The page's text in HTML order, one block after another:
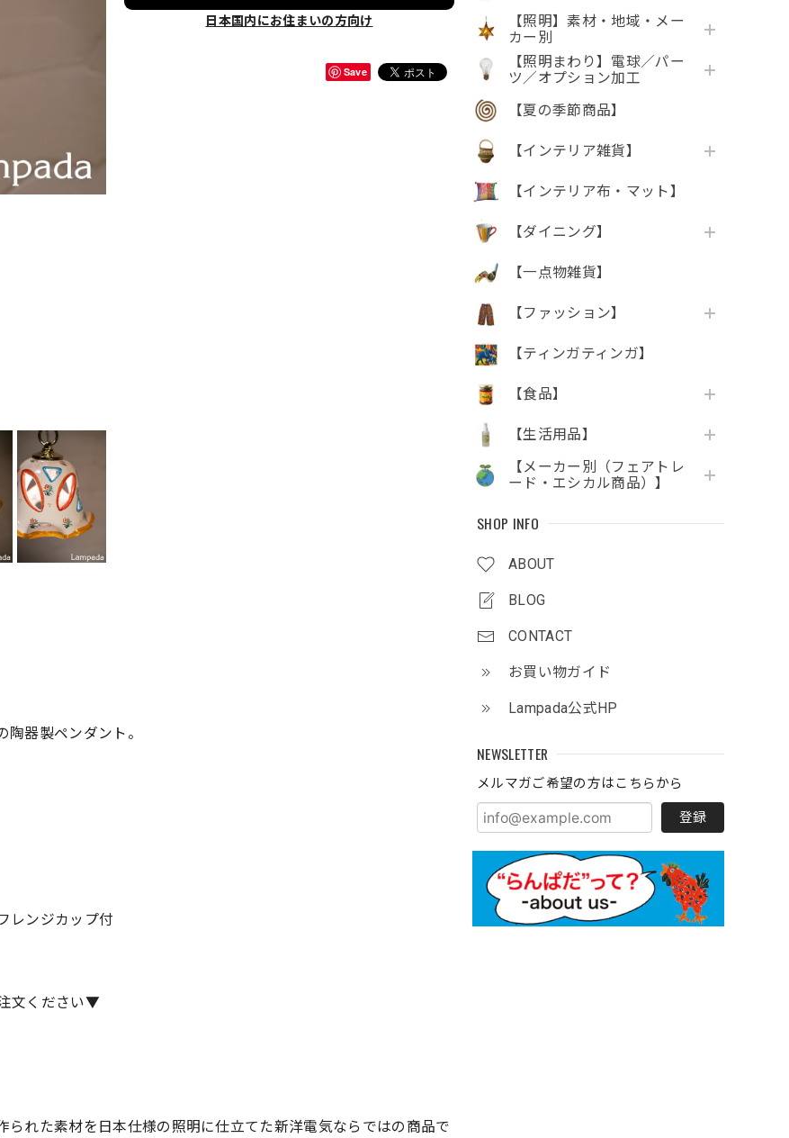
【照明】素材・地域・メー
カー別
【照明まわり】電球／パー
ツ／オプション加工
【夏の季節商品】
【インテリア雑貨】
【インテリア布・マット】
【ダイニング】
【一点物雑貨】
【ファッション】
【ティンガティンガ】
【食品】
【生活用品】
【メーカー別（フェアトレ
ード・エシカル商品）】
SHOP INFO
ABOUT
BLOG
CONTACT
お買い物ガイド
Lampada公式HP
NEWSLETTER
メルマガご希望の方はこちらから
登録
日本国内にお住まいの方向け
Save
器製ペンダント。
レンジカップ付
文ください▼
られた素材を日本仕様の照明に仕立てた新洋電気ならではの商品で